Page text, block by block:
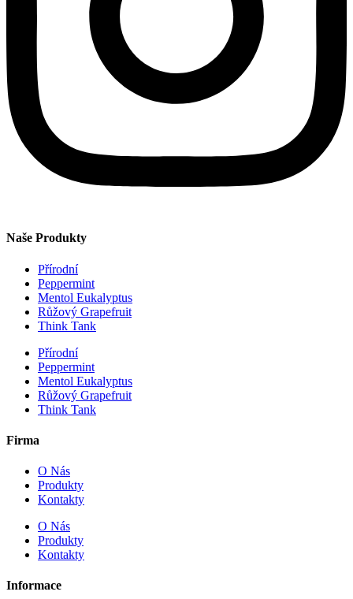
Naše Produkty
Přírodní
Peppermint
Mentol Eukalyptus
Růžový Grapefruit
Think Tank
Přírodní
Peppermint
Mentol Eukalyptus
Růžový Grapefruit
Think Tank
Firma
O Nás
Produkty
Kontakty
O Nás
Produkty
Kontakty
Informace